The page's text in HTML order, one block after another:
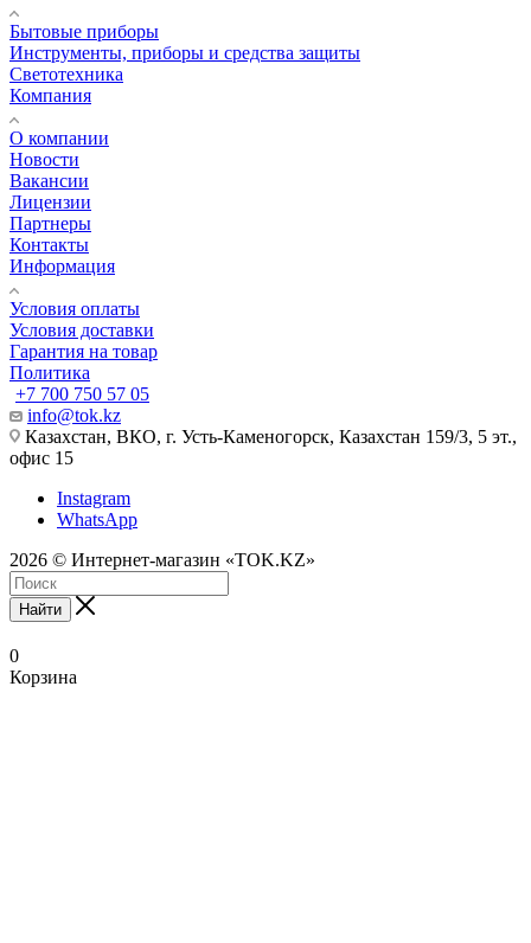
Бытовые приборы
Инструменты, приборы и средства защиты
Светотехника
Компания
О компании
Новости
Вакансии
Лицензии
Партнеры
Контакты
Информация
Условия оплаты
Условия доставки
Гарантия на товар
Политика
+7 700 750 57 05
info@tok.kz
Казахстан, ВКО, г. Усть-Каменогорск, Казахстан 159/3, 5 эт.,
офис 15
Instagram
WhatsApp
2026 © Интернет-магазин «TOK.KZ»
Найти
0
Корзина